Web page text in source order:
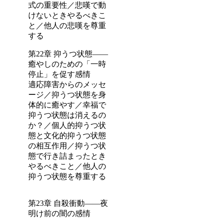
式の重要性／悲嘆で動
けないときやるべきこ
と／他人の悲嘆を尊重
する
第22章 抑うつ状態――
癒やしのための「一時
停止」を促す感情
適応障害からのメッセ
ージ／抑うつ状態を身
体的に癒やす／幸福で
抑うつ状態は消えるの
か？／個人的抑うつ状
態と文化的抑うつ状態
の相互作用／抑うつ状
態で行き詰まったとき
やるべきこと／他人の
抑うつ状態を尊重する
第23章 自殺衝動――夜
明け前の闇の感情